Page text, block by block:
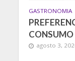
GASTRONOMIA
CONSUMO
agosto 3,